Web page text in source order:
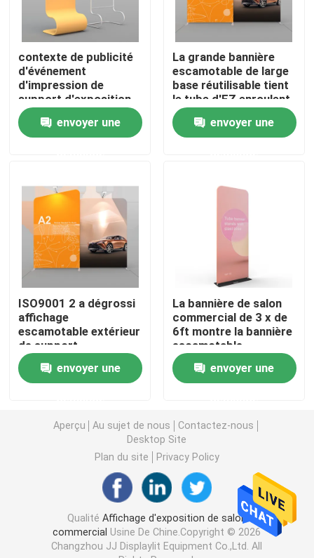
Visite d'usine
Contrôle de la qualité
Contact
Tous les cas
Affichage d'exposition de salon commercial
Affichage modulaire d'exposition
Sautez l'affichage d'exposition
Trade Show Hanging Banner
Caisson lumineux de SEG
Présentoir de voûte
Personnalisé épousant des contextes
contexte de publicité
d'événement
d'impression de
support d'exposition
de support de
bannière de salon
commercial de 120cm
envoyer une
La grande bannière
escamotable de large
base réutilisable tient
le tube d'EZ enroulent
l'exposition
envoyer une
ISO9001 2 a dégrossi
affichage
escamotable extérieur
de support
escamotable de
bannière 36 pouces
envoyer une
La bannière de salon
commercial de 3 x de
6ft montre la bannière
escamotable
bilatérale pour la
promotion
d'événement
envoyer une
Aperçu Au sujet de nous
Contactez-nous
Desktop Site
Plan du site
Privacy Policy
Qualité Affichage d'exposition de salon
commercial Usine De Chine.Copyright © 2026
Changzhou JJ Displaylit Equipment Co.,Ltd. All